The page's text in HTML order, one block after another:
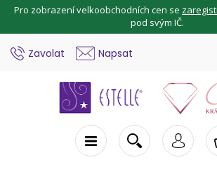
Pro zobrazení velkoobchodních cen se
pod svým IČ.
Zavolat Napsat